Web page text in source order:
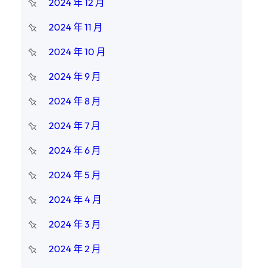
2024 年 12 月
2024 年 11 月
2024 年 10 月
2024 年 9 月
2024 年 8 月
2024 年 7 月
2024 年 6 月
2024 年 5 月
2024 年 4 月
2024 年 3 月
2024 年 2 月